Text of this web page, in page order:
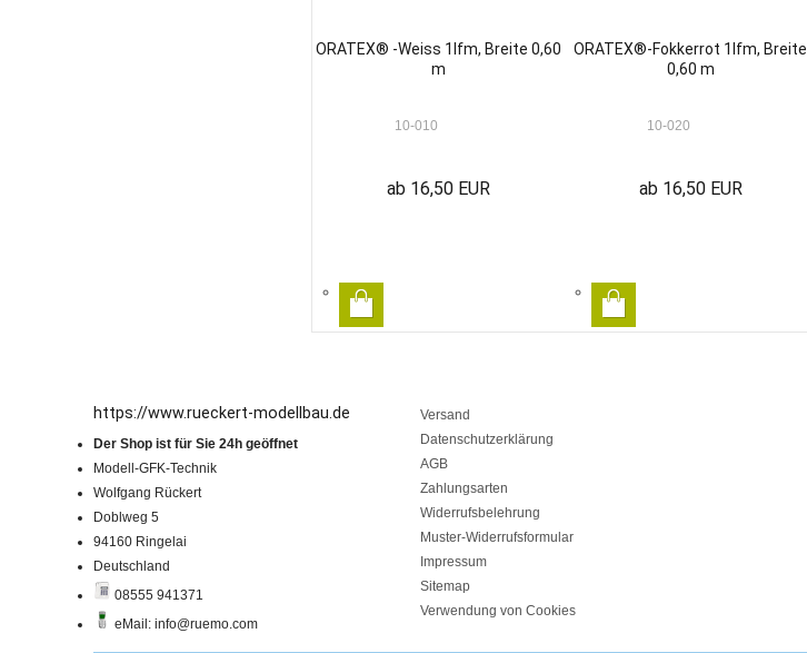
ORATEX® -Weiss 1lfm, Breite 0,60
m
10-010
ab 16,50 EUR
ORATEX®-Fokkerrot 1lfm, Breite
0,60 m
10-020
ab 16,50 EUR
https://www.rueckert-modellbau.de
Der Shop ist für Sie 24h geöffnet
Modell-GFK-Technik
Wolfgang Rückert
Doblweg 5
94160 Ringelai
Deutschland
08555 941371
eMail: info@ruemo.com
Versand
Datenschutzerklärung
AGB
Zahlungsarten
Widerrufsbelehrung
Muster-Widerrufsformular
Impressum
Sitemap
Verwendung von Cookies